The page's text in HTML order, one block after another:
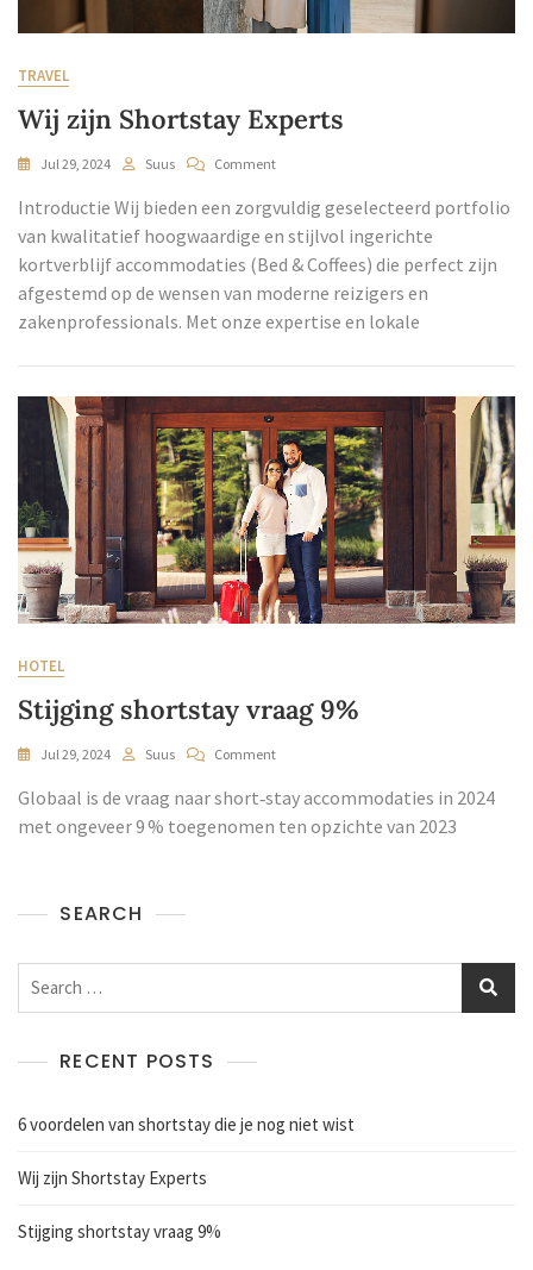
TRAVEL
Wij zijn Shortstay Experts
Jul 29, 2024 Suus Comment
Introductie Wij bieden een zorgvuldig geselecteerd portfolio
van kwalitatief hoogwaardige en stijlvol ingerichte
kortverblijf accommodaties (Bed & Coffees) die perfect zijn
afgestemd op de wensen van moderne reizigers en
zakenprofessionals. Met onze expertise en lokale
HOTEL
Stijging shortstay vraag 9%
Jul 29, 2024 Suus Comment
Globaal is de vraag naar short‑stay accommodaties in 2024
met ongeveer 9 % toegenomen ten opzichte van 2023
SEARCH
RECENT POSTS
6 voordelen van shortstay die je nog niet wist
Wij zijn Shortstay Experts
Stijging shortstay vraag 9%